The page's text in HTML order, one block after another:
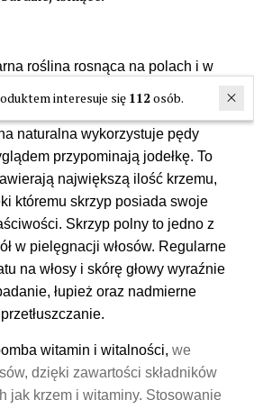
roślina rosnąca na polach i w
naturalna wykorzystuje pędy
przypominają jodełkę. To
największą ilość krzemu,
któremu skrzyp posiada swoje
Skrzyp polny to jedno z
w pielęgnacji włosów. Regularne
na włosy i skórę głowy wyraźnie
łupież oraz nadmierne
przetłuszczanie.
witamin i witalności, we
dzięki zawartości składników
jak krzem i witaminy. Stosowanie
interesuje się 112osób.